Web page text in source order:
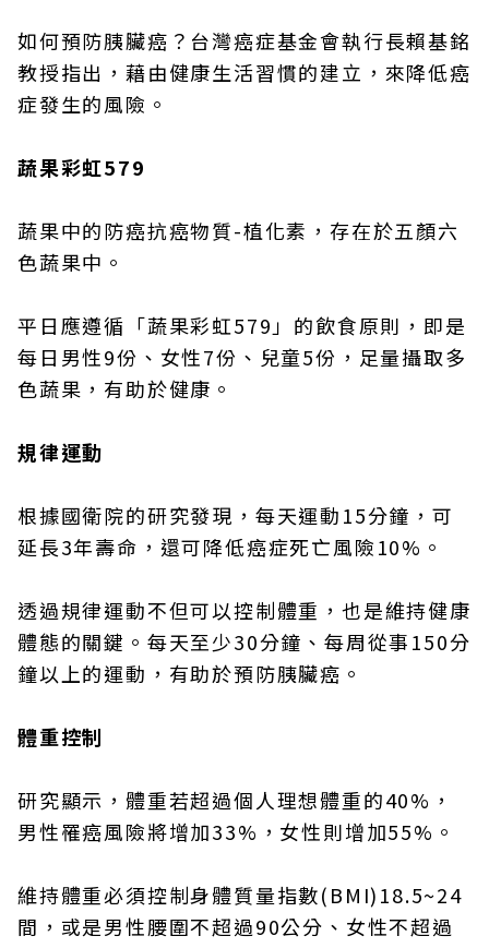
如何預防胰臟癌？台灣癌症基金會執行長賴基銘
教授指出，藉由健康生活習慣的建立，來降低癌
症發生的風險。
蔬果彩虹579
蔬果中的防癌抗癌物質-植化素，存在於五顏六
色蔬果中。
平日應遵循「蔬果彩虹579」的飲食原則，即是
每日男性9份、女性7份、兒童5份，足量攝取多
色蔬果，有助於健康。
規律運動
根據國衛院的研究發現，每天運動15分鐘，可
延長3年壽命，還可降低癌症死亡風險10%。
透過規律運動不但可以控制體重，也是維持健康
體態的關鍵。每天至少30分鐘、每周從事150分
鐘以上的運動，有助於預防胰臟癌。
體重控制
研究顯示，體重若超過個人理想體重的40%，
男性罹癌風險將增加33%，女性則增加55%。
維持體重必須控制身體質量指數(BMI)18.5~24
間，或是男性腰圍不超過90公分、女性不超過